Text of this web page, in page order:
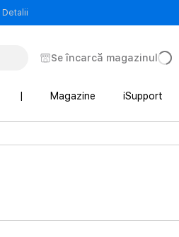
Detalii
Se încarcă magazinul
Magazine iSupport